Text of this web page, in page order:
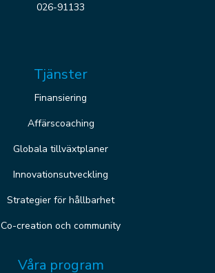
026-91133
Tjänster
Finansiering
Affärscoaching
Globala tillväxtplaner
Innovationsutveckling
Strategier för hållbarhet
Co-creation och community
Våra program